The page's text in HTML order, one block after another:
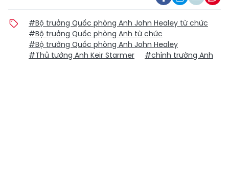
#Bộ trưởng Quốc phòng Anh John Healey từ chức
#Bộ trưởng Quốc phòng Anh từ chức
#Bộ trưởng Quốc phòng Anh John Healey
#Thủ tướng Anh Keir Starmer
#chính trường Anh